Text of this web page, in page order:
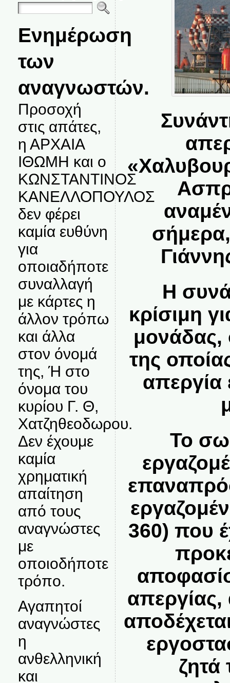
Ενημέρωση
των
αναγνωστών.
Προσοχή
στις απάτες,
η ΑΡΧΑΙΑ
ΙΘΩΜΗ και ο
ΚΩΝΣΤΑΝΤΙΝΟΣ
ΚΑΝΕΛΛΟΠΟΥΛΟΣ
δεν φέρει
καμία ευθύνη
για
οποιαδήποτε
συναλλαγή
με κάρτες η
άλλον τρόπω
και άλλα
στον όνομά
της, Ή στο
όνομα του
κυρίου Γ. Θ,
Χατζηθεοδωρου.
Δεν έχουμε
καμία
χρηματική
απαίτηση
από τους
αναγνώστες
με
οποιοδήποτε
τρόπο.
Αγαπητοί
αναγνώστες
η
ανθελληνική
και
Η
κρίσιμη
μονάδας,
της
απεργία
Το
360) που
απεργίας,
ζητά